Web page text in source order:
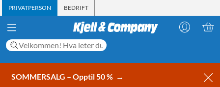
PRIVATPERSON BEDRIFT
SOMMERSALG – Opptil 50 % →